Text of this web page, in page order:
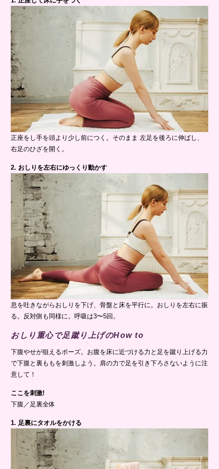
正座をし手を頭より少し前につく。そのまま 左足を後ろに伸ばし、
右足のひざを開く。
2. おしりを左右にゆっくり動かす
息を吐きながらおしりを下げ、骨盤と床を平行に。おしりを左右に振
る。反対側も同様に。呼吸は3〜5回。
おしり重心で足蹴り上げのHow to
下腹やせが狙えるポーズ。お腹を床に近づける力と足を蹴り上げる力
で下腹と裏ももを刺激しよう。肩の力で足を引き下ろさないように注
意して！
ここを刺激!
下腹／足裏全体
1. 足裏にタオルをかける